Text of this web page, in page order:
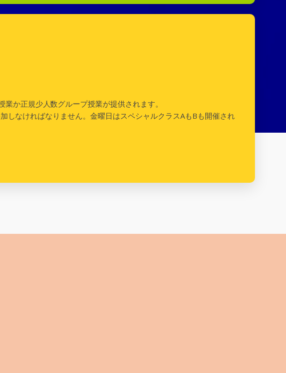
か正規少人数グループ授業が提供されます。
なければなりません。金曜日はスペシャルクラスAもBも開催され